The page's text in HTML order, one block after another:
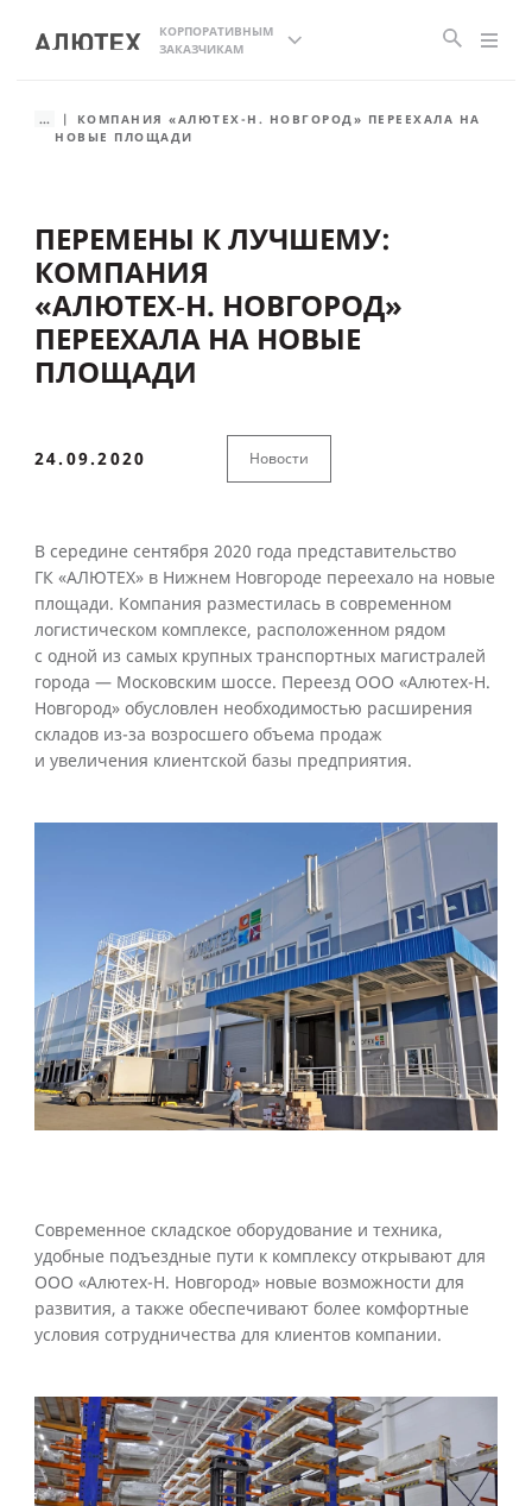
КОРПОРАТИВНЫМ
ЗАКАЗЧИКАМ
...
КОМПАНИЯ «АЛЮТЕХ-Н. НОВГОРОД» ПЕРЕЕХАЛА НА
НОВЫЕ ПЛОЩАДИ
ПЕРЕМЕНЫ К ЛУЧШЕМУ:
КОМПАНИЯ
«АЛЮТЕХ‑Н. НОВГОРОД»
ПЕРЕЕХАЛА НА НОВЫЕ
ПЛОЩАДИ
24.09.2020 Новости
В середине сентября 2020 года представительство
ГК «АЛЮТЕХ» в Нижнем Новгороде переехало на новые
площади. Компания разместилась в современном
логистическом комплексе, расположенном рядом
с одной из самых крупных транспортных магистралей
города — Московским шоссе. Переезд ООО «Алютех-Н.
Новгород» обусловлен необходимостью расширения
складов из-за возросшего объема продаж
и увеличения клиентской базы предприятия.
Современное складское оборудование и техника,
удобные подъездные пути к комплексу открывают для
ООО «Алютех-Н. Новгород» новые возможности для
развития, а также обеспечивают более комфортные
условия сотрудничества для клиентов компании.